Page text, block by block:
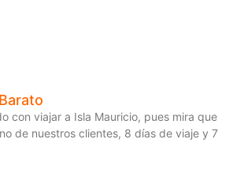
con viajar a Isla Mauricio, pues mira que
de nuestros clientes, 8 días de viaje y 7